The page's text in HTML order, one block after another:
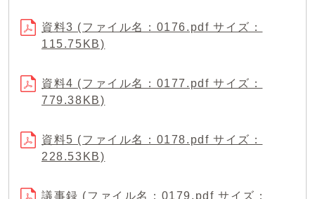
資料3 (ファイル名：0176.pdf サイズ：
115.75KB)
資料4 (ファイル名：0177.pdf サイズ：
779.38KB)
資料5 (ファイル名：0178.pdf サイズ：
228.53KB)
議事録 (ファイル名：0179.pdf サイズ：